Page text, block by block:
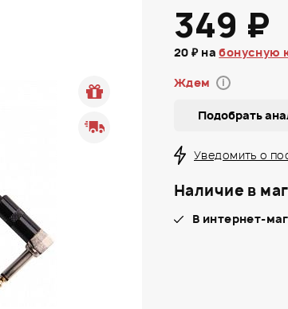
349 ₽
20 ₽ набонусную
Ждем i
Подобрать
Уведомить о
Наличие в
В интернет-